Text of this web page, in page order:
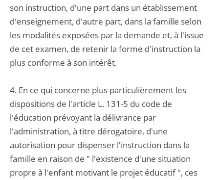
son instruction, d'une part dans un établissement
d'enseignement, d'autre part, dans la famille selon
les modalités exposées par la demande et, à l'issue
de cet examen, de retenir la forme d'instruction la
plus conforme à son intérêt.
4. En ce qui concerne plus particulièrement les
dispositions de l'article L. 131-5 du code de
l'éducation prévoyant la délivrance par
l'administration, à titre dérogatoire, d'une
autorisation pour dispenser l'instruction dans la
famille en raison de " l'existence d'une situation
propre à l'enfant motivant le projet éducatif ", ces